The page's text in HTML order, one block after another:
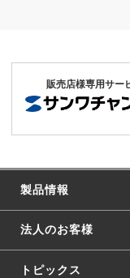
販売店様専用サー
製品情報
法人のお客様
トピックス